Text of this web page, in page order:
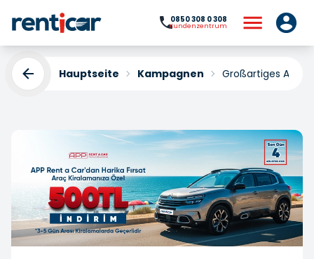
0850 308 0 308
Kundenzentrum
Hauptseite Kampagnen Großartiges